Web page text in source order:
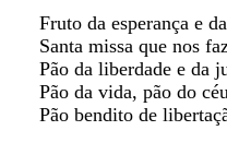
Fruto da esperança e
Santa missa que nos
Pão da liberdade e da
Pão da vida, pão do
Pão bendito de